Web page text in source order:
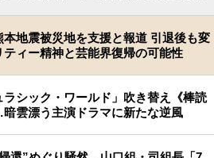
地震被災地を支援と報道 引退後も変
ィー精神と芸能界復帰の可能性
シック・ワールド」吹き替え《棒読
雲漂う主演ドラマに新たな逆風